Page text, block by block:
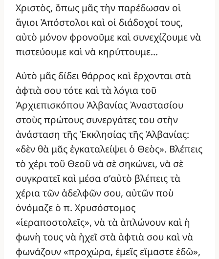
Χριστὸς, ὅπως μᾶς τὴν παρέδωσαν οἱ
ἅγιοι Ἀπόστολοι καὶ οἱ διάδοχοί τους,
αὐτὸ μόνον φρονοῦμε καὶ συνεχίζουμε νὰ
πιστεύουμε καὶ νὰ κηρύττουμε…
Αὐτὸ μᾶς δίδει θάρρος καὶ ἔρχονται στὰ
ἀφτιὰ σου τότε καὶ τὰ λόγια τοῦ
Ἀρχιεπισκόπου Ἀλβανίας Ἀναστασίου
στοὺς πρώτους συνεργάτες του στὴν
ἀνάσταση τῆς Ἐκκλησίας τῆς Ἀλβανίας:
«δὲν θὰ μᾶς ἐγκαταλείψει ὁ Θεὸς». Βλέπεις
τὸ χέρι τοῦ Θεοῦ νὰ σὲ σηκώνει, νὰ σὲ
συγκρατεῖ καὶ μέσα σ’αὐτὸ βλέπεις τὰ
χέρια τῶν ἀδελφῶν σου, αὐτῶν ποὺ
ὀνόμαζε ὁ π. Χρυσόστομος
«ἱεραποστολεῖς», νὰ τὰ ἀπλώνουν καὶ ἡ
φωνὴ τους νὰ ἠχεῖ στὰ ἀφτιὰ σου καὶ νὰ
φωνάζουν «προχώρα, ἐμεῖς εἴμαστε ἐδῶ»,